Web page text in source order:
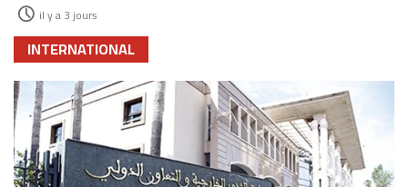
il y a 3 jours
INTERNATIONAL